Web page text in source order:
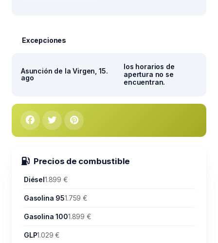
Excepciones
Asunción de la Virgen, 15.
ago
los horarios de
apertura no se
encuentran.
Precios de combustible
Diésel1.899 €
Gasolina 951.759 €
Gasolina 1001.899 €
GLP1.029 €